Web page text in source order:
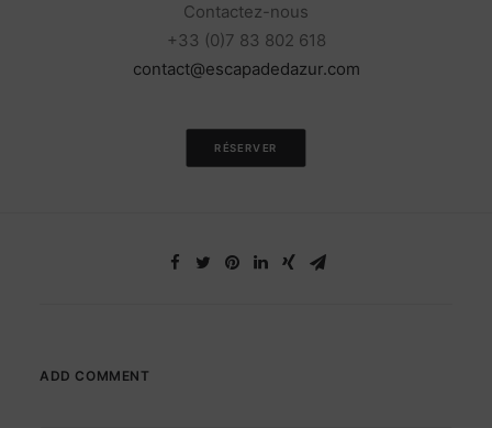
Contactez-nous
+33 (0)7 83 802 618
contact@escapadedazur.com
RÉSERVER
ADD COMMENT